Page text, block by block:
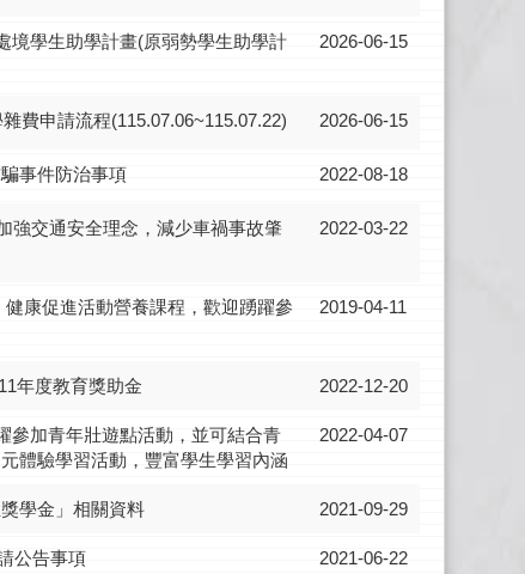
境學生助學計畫(原弱勢學生助學計
2026-06-15
費申請流程(115.07.06~115.07.22) 2026-06-15
事件防治事項 2022-08-18
強交通安全理念，減少車禍事故肇
2022-03-22
健康促進活動營養課程，歡迎踴躍參
2019-04-11
年度教育獎助金 2022-12-20
參加青年壯遊點活動，並可結合青
體驗學習活動，豐富學生學習內涵
2022-04-07
學金」相關資料 2021-09-29
公告事項 2021-06-22